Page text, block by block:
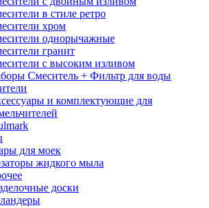
в стиле ретро
хром
однорычажные
гранит
с высоким изливом
Смеситель + Фильтр для воды
и комплектующие для
для моек
жидкого мыла
доски